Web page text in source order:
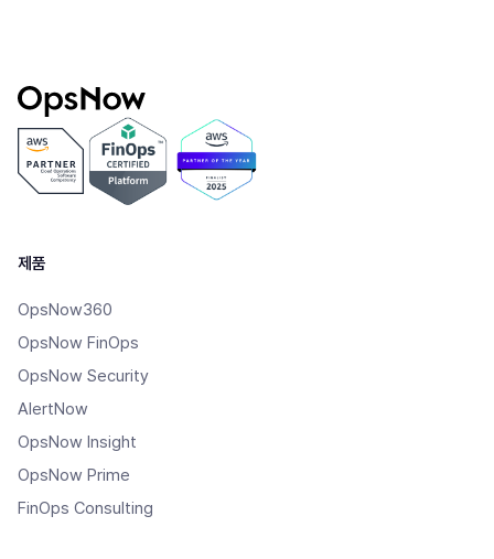
제품
OpsNow360
OpsNow FinOps
OpsNow Security
AlertNow
OpsNow Insight
OpsNow Prime
FinOps Consulting